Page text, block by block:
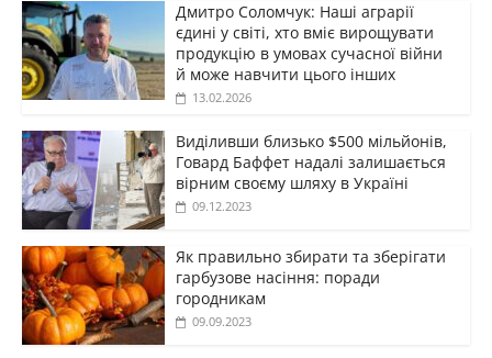
Дмитро Соломчук: Наші аграрії
єдині у світі, хто вміє вирощувати
продукцію в умовах сучасної війни
й може навчити цього інших
13.02.2026
Виділивши близько $500 мільйонів,
Говард Баффет надалі залишається
вірним своєму шляху в Україні
09.12.2023
Як правильно збирати та зберігати
гарбузове насіння: поради
городникам
09.09.2023